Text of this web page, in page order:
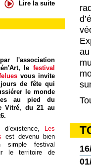
Lire la suite
l'association
le festival
vous invite
de fête qui
le monde
au pied du
Vitré, du 21 au
Les
est devenu bien
simple festival
le territoire de